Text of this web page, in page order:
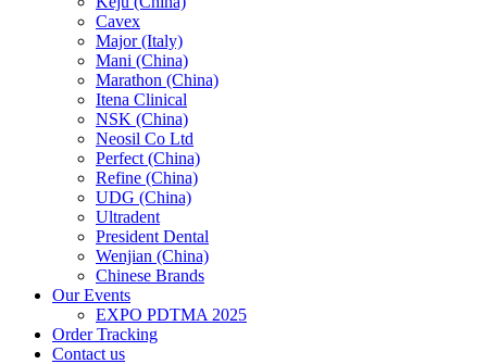
Cavex
Major (Italy)
Mani (China)
Marathon (China)
Itena Clinical
NSK (China)
Neosil Co Ltd
Perfect (China)
Refine (China)
UDG (China)
Ultradent
President Dental
Wenjian (China)
Chinese Brands
Our Events
EXPO PDTMA 2025
Order Tracking
Contact us